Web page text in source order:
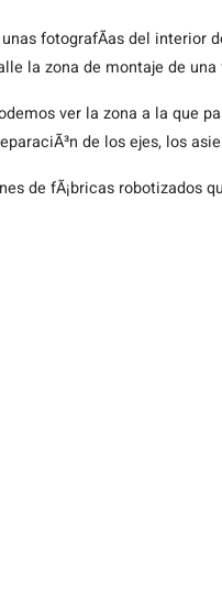
fotografÃ­as del interior
la zona de montaje de
ver la zona a la que
de los ejes, los
de fÃ¡bricas robotizados